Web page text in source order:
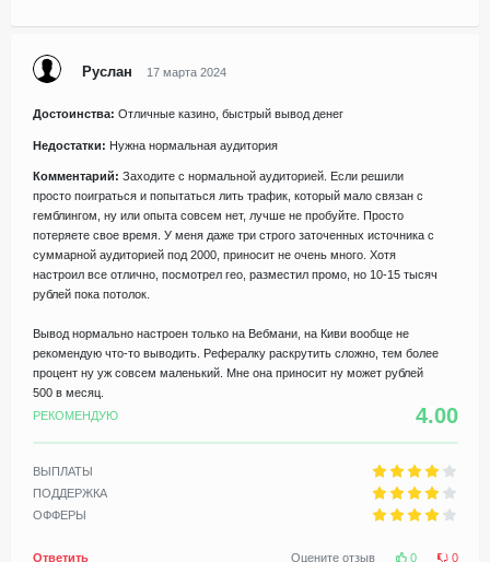
Руслан 17 марта 2024
Достоинства: Отличные казино, быстрый вывод денег
Недостатки: Нужна нормальная аудитория
Комментарий: Заходите с нормальной аудиторией. Если решили
просто поиграться и попытаться лить трафик, который мало связан с
гемблингом, ну или опыта совсем нет, лучше не пробуйте. Просто
потеряете свое время. У меня даже три строго заточенных источника с
суммарной аудиторией под 2000, приносит не очень много. Хотя
настроил все отлично, посмотрел гео, разместил промо, но 10-15 тысяч
рублей пока потолок.
Вывод нормально настроен только на Вебмани, на Киви вообще не
рекомендую что-то выводить. Рефералку раскрутить сложно, тем более
процент ну уж совсем маленький. Мне она приносит ну может рублей
500 в месяц.
РЕКОМЕНДУЮ
4.00
ВЫПЛАТЫ
ПОДДЕРЖКА
ОФФЕРЫ
Ответить Оцените отзыв 0 0